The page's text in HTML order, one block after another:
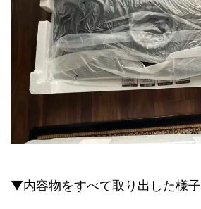
▼内容物をすべて取り出した様子